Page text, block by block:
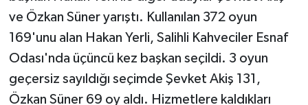
ve Özkan Süner yarıştı. Kullanılan 372 oyun
169'unu alan Hakan Yerli, Salihli Kahveciler Esnaf
Odası'nda üçüncü kez başkan seçildi. 3 oyun
geçersiz sayıldığı seçimde Şevket Akiş 131,
Özkan Süner 69 oy aldı. Hizmetlere kaldıkları